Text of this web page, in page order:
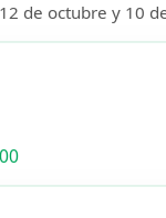
de octubre y 10